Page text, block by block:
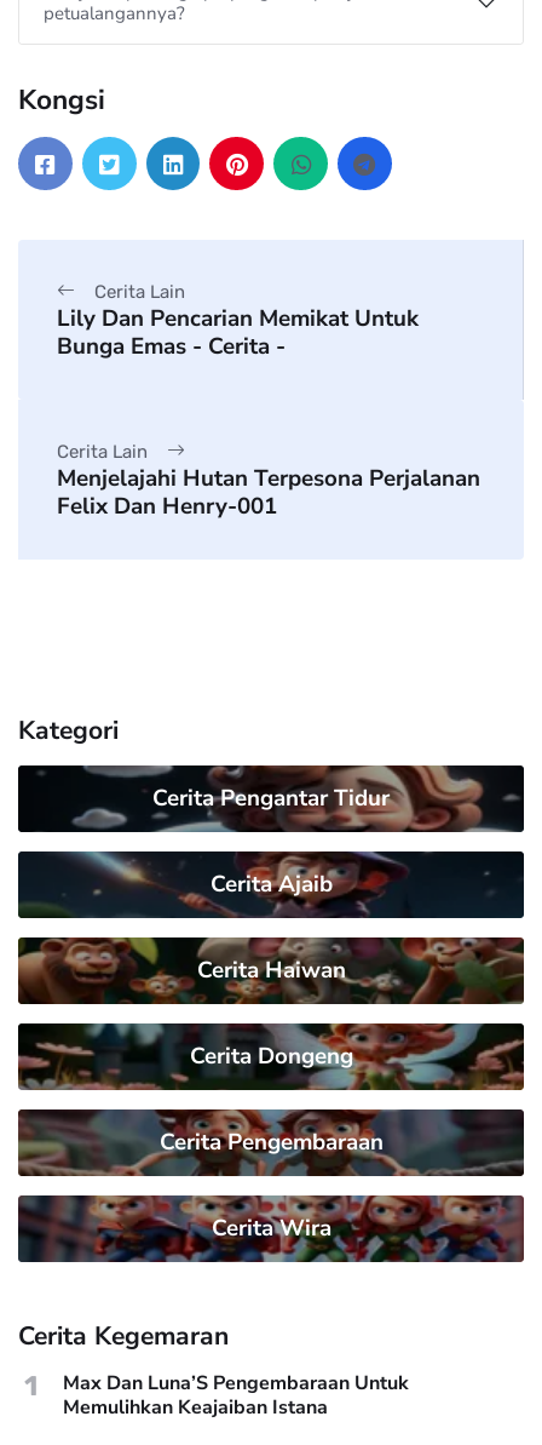
petualangannya?
Kongsi
Cerita Lain
Lily Dan Pencarian Memikat Untuk
Bunga Emas - Cerita -
Cerita Lain
Menjelajahi Hutan Terpesona Perjalanan
Felix Dan Henry-001
Kategori
Cerita Pengantar Tidur
Cerita Ajaib
Cerita Haiwan
Cerita Dongeng
Cerita Pengembaraan
Cerita Wira
Cerita Kegemaran
1
Max Dan Luna’S Pengembaraan Untuk
Memulihkan Keajaiban Istana